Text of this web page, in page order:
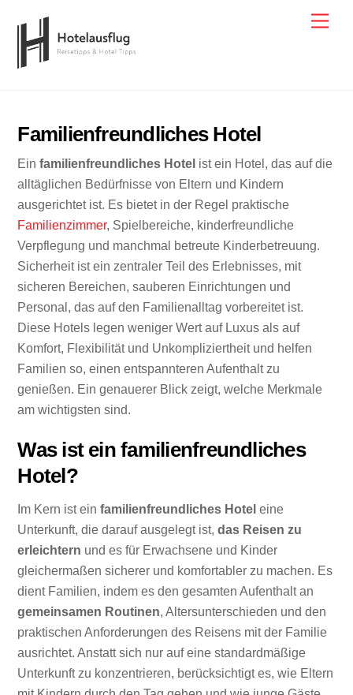
content
Familienfreundliches Hotel
Einfamilienfreundliches Hotel ist ein Hotel, das auf die
alltäglichen Bedürfnisse von Eltern und Kindern
ausgerichtet ist. Es bietet in der Regel praktische
Familienzimmer, Spielbereiche, kinderfreundliche
Verpflegung und manchmal betreute Kinderbetreuung.
Sicherheit ist ein zentraler Teil des Erlebnisses, mit
sicheren Bereichen, sauberen Einrichtungen und
Personal, das auf den Familienalltag vorbereitet ist.
Diese Hotels legen weniger Wert auf Luxus als auf
Komfort, Flexibilität und Unkompliziertheit und helfen
Familien so, einen entspannteren Aufenthalt zu
genießen. Ein genauerer Blick zeigt, welche Merkmale
am wichtigsten sind.
Was ist ein familienfreundliches
Hotel?
Im Kern ist einfamilienfreundliches Hotel eine
Unterkunft, die darauf ausgelegt ist,das Reisen zu
erleichtern und es für Erwachsene und Kinder
gleichermaßen sicherer und komfortabler zu machen. Es
dient Familien, indem es den gesamten Aufenthalt an
gemeinsamen Routinen, Altersunterschieden und den
praktischen Anforderungen des Reisens mit der Familie
ausrichtet. Anstatt sich nur auf eine standardmäßige
Unterkunft zu konzentrieren, berücksichtigt es, wie Eltern